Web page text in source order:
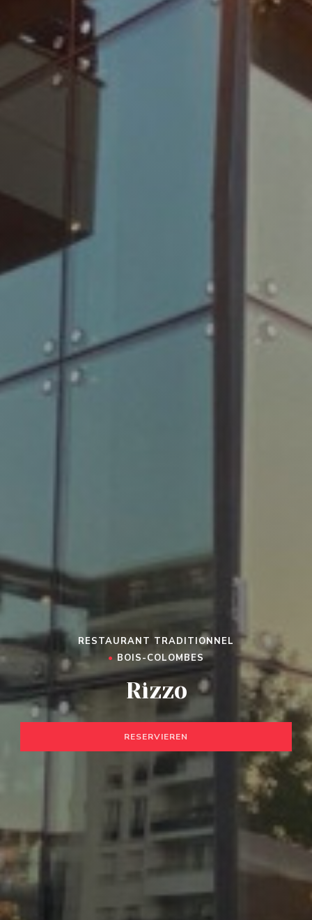
RESTAURANT TRADITIONNEL
• BOIS-COLOMBES
Rizzo
RESERVIEREN